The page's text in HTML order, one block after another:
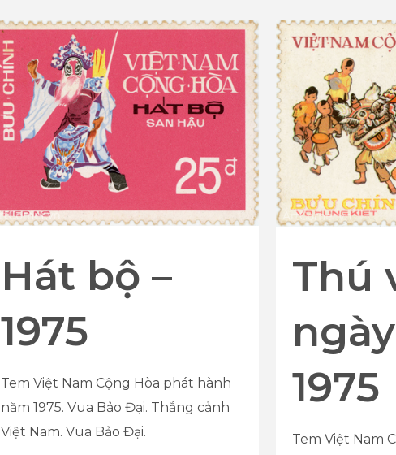
Hát bộ –
1975
Tem Việt Nam Cộng Hòa phát hành
năm 1975. Vua Bảo Đại. Thắng cảnh
Việt Nam. Vua Bảo Đại.
Thú
1975
Tem Việt Nam